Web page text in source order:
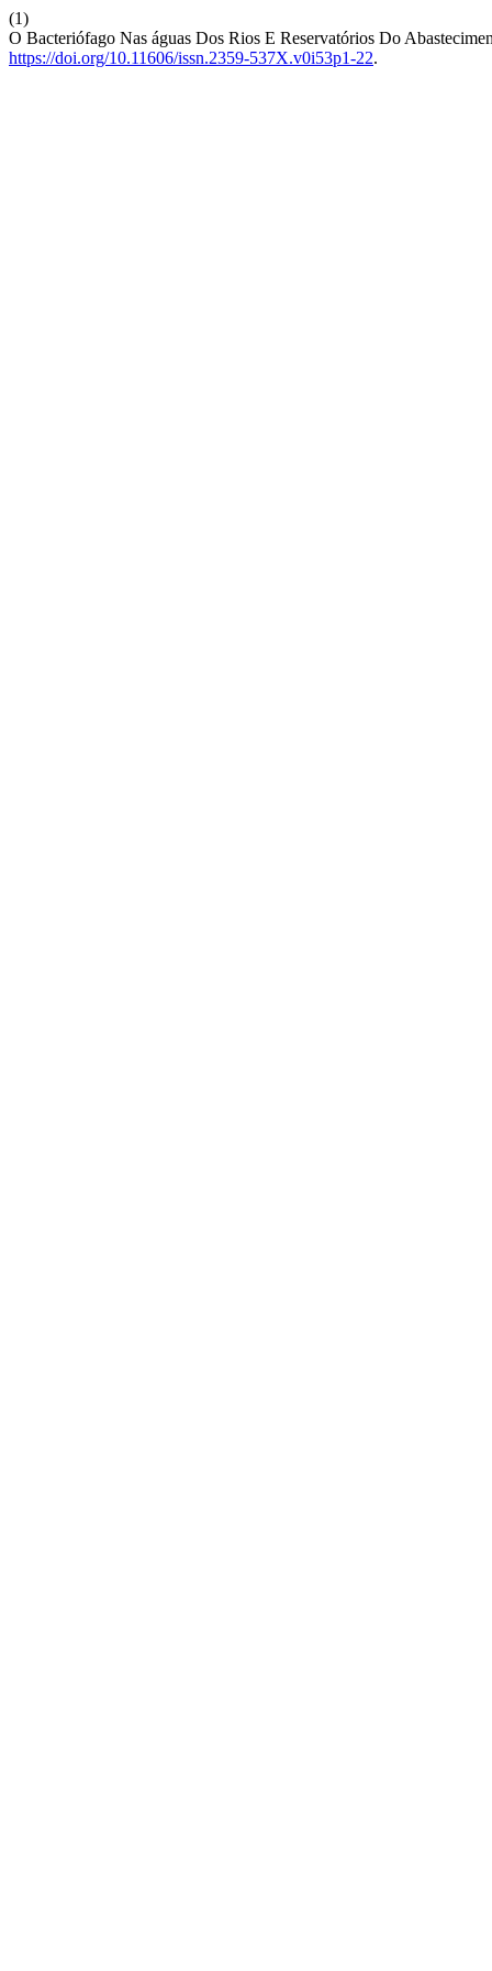
(1)
O Bacteriófago Nas águas Dos Rios E Reservatórios Do
https://doi.org/10.11606/issn.2359-537X.v0i53p1-22.